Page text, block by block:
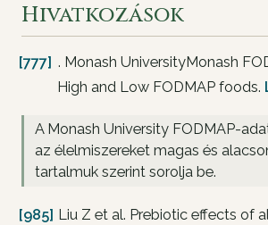
Hivatkozások
[777] . Monash UniversityMonash
High and Low FODMAP foods.
A Monash University FODMAP-
az élelmiszereket magas és
tartalmuk szerint sorolja be.
[985] Liu Z et al. Prebiotic effects of